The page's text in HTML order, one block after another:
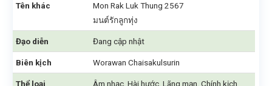
Tên khác
Mon Rak Luk Thung 2567
มนต์รักลูกทุ่ง
Đạo diễn Đang cập nhật
Biên kịch Worawan Chaisakulsurin
Thể loại Âm nhạc, Hài hước, Lãng mạn, Chính kịch